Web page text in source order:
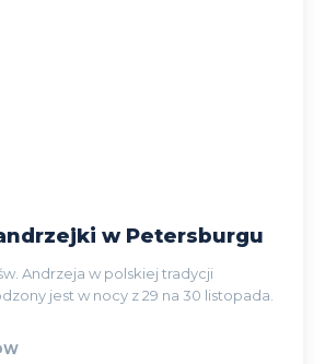
w Petersburgu
Andrzeja w polskiej tradycji
jest w nocy z 29 na 30 listopada.